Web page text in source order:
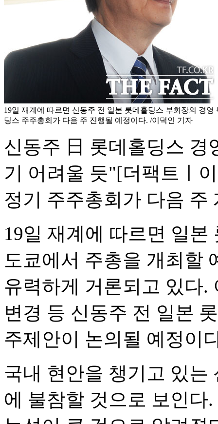
19일 재계에 따르면 신동주 전 일본 롯데홀딩스 부회장의 경
딩스 주주총회가 다음 주 진행될 예정이다. /이덕인 기자
신동주 日 롯데홀딩스
기 어려울 듯"[더팩트ㅣ
정기 주주총회가 다음 주
19일 재계에 따르면 일
도쿄에서 주총을 개최할
유력하게 거론되고 있다.
변경 등 신동주 전 일본
주제안이 논의될 예정이
국내 현안을 챙기고 있는
에 불참할 것으로 보인다